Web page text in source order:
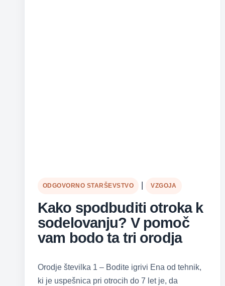
ODGOVORNO STARŠEVSTVO VZGOJA
Kako spodbuditi otroka k
sodelovanju? V pomoč
vam bodo ta tri orodja
Orodje številka 1 – Bodite igrivi Ena od tehnik,
ki je uspešnica pri otrocih do 7 let je, da